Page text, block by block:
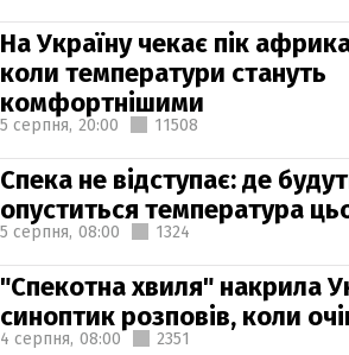
На Україну чекає пік
коли температури стануть
комфортнішими
5 серпня, 20:00 11508
Спека не відступає: де
опуститься температура
5 серпня, 08:00 1324
"Спекотна хвиля" накрила
синоптик розповів, коли
4 серпня, 08:00 2351